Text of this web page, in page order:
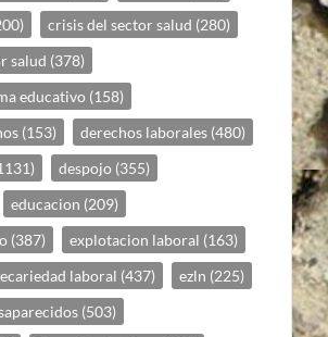
crisis del sector salud (280)
salud (378)
educativo (158)
(153) derechos laborales (480)
despojo (355)
educacion (209)
(387) explotacion laboral (163)
laboral (437) ezln (225)
(503)